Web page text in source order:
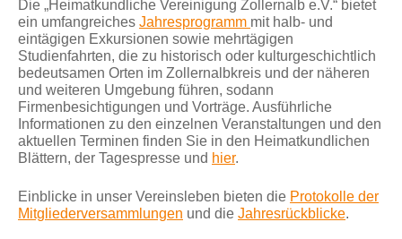
Die „Heimatkundliche Vereinigung Zollernalb e.V.“ bietet
ein umfangreiches Jahresprogramm mit halb- und
eintägigen Exkursionen sowie mehrtägigen
Studienfahrten, die zu historisch oder kulturgeschichtlich
bedeutsamen Orten im Zollernalbkreis und der näheren
und weiteren Umgebung führen, sodann
Firmenbesichtigungen und Vorträge. Ausführliche
Informationen zu den einzelnen Veranstaltungen und den
aktuellen Terminen finden Sie in den Heimatkundlichen
Blättern, der Tagespresse und hier.
Einblicke in unser Vereinsleben bieten die Protokolle der
Mitgliederversammlungen und die Jahresrückblicke.